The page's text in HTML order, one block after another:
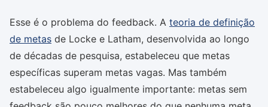
Esse é o problema do feedback. A teoria de definição
de metas de Locke e Latham, desenvolvida ao longo
de décadas de pesquisa, estabeleceu que metas
específicas superam metas vagas. Mas também
estabeleceu algo igualmente importante: metas sem